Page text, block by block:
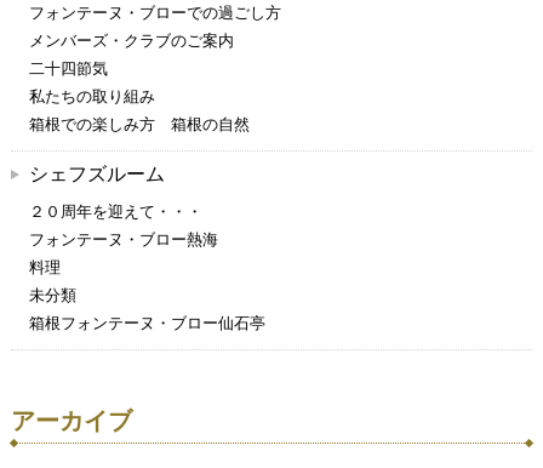
フォンテーヌ・ブローでの過ごし方
メンバーズ・クラブのご案内
二十四節気
私たちの取り組み
箱根での楽しみ方 箱根の自然
シェフズルーム
２０周年を迎えて・・・
フォンテーヌ・ブロー熱海
料理
未分類
箱根フォンテーヌ・ブロー仙石亭
アーカイブ